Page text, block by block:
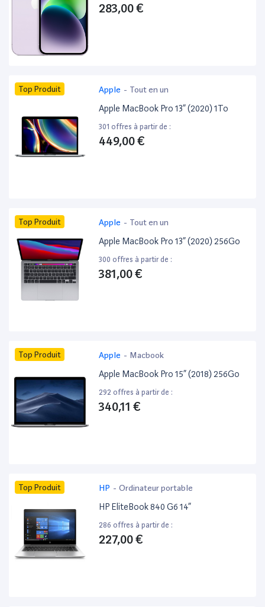
283,00 €
Top Produit Apple - Tout en un
Apple MacBook Pro 13” (2020) 1To
301 offres à partir de :
449,00 €
Top Produit Apple - Tout en un
Apple MacBook Pro 13” (2020) 256Go
300 offres à partir de :
381,00 €
Top Produit Apple - Macbook
Apple MacBook Pro 15” (2018) 256Go
292 offres à partir de :
340,11 €
Top Produit HP - Ordinateur portable
HP EliteBook 840 G6 14”
286 offres à partir de :
227,00 €